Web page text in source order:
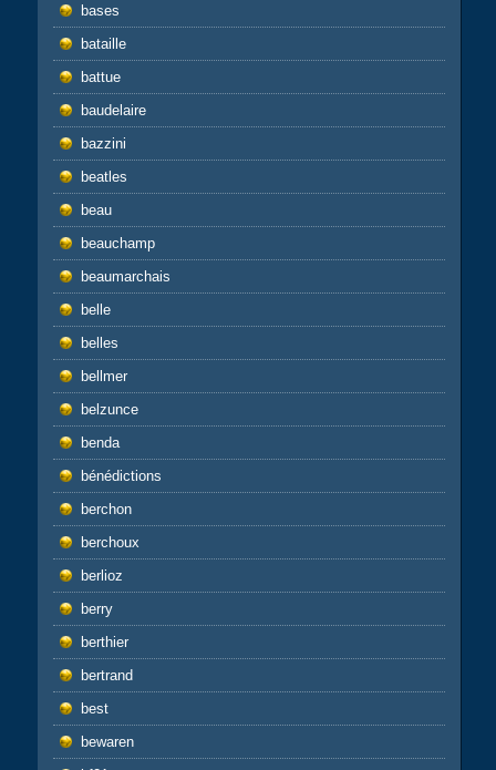
bases
bataille
battue
baudelaire
bazzini
beatles
beau
beauchamp
beaumarchais
belle
belles
bellmer
belzunce
benda
bénédictions
berchon
berchoux
berlioz
berry
berthier
bertrand
best
bewaren